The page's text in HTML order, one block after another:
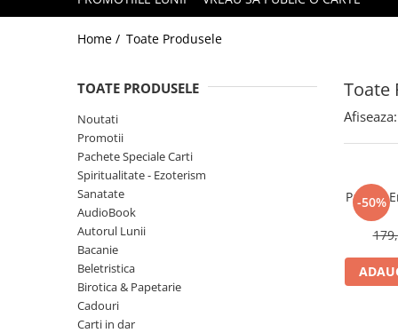
Spiritualitate - Ezoterism
AngelConnection
Chiromantie
Dezvoltare Spirituala
KidConnection
Minte Corp
New Illuminati Files
Numerologie
Paranormal
Parapsihologie
Home / Toate Produsele
Toate
TOATE PRODUSELE
Noutati
Promotii
Pachete Speciale Carti
Spiritualitate - Ezoterism
Sanatate
AudioBook
Autorul Lunii
Bacanie
Beletristica
Birotica & Papetarie
Cadouri
Carti in dar
Afiseaza:
-50%
Pachet